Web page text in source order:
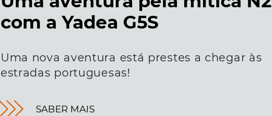
com a Yadea G5S
Uma nova aventura está prestes a chegar às
estradas portuguesas!
SABER MAIS